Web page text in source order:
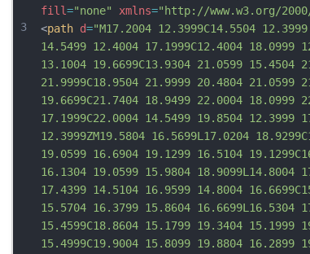
3
fill="none" xmlns="http://www.w3.org/
<path d="M17.2004 12.3999C14.5504
14.5499 12.4004 17.1999C12.4004 18.0999
13.1004 19.6699C13.9304 21.0599 15.4504
21.9999C18.9504 21.9999 20.4804 21.0599
19.6699C21.7404 18.9499 22.0004 18.0999
17.1999C22.0004 14.5499 19.8504 12.3999
12.3999ZM19.5804 16.5699L17.0204
19.0599 16.6904 19.1299 16.5104
16.1304 19.0599 15.9804 18.9099L14.8004
17.4399 14.5104 16.9599 14.8004
15.5704 16.3799 15.8604 16.6699L16.5304
15.4599C18.8604 15.1799 19.3404 15.1999
15.4999C19.9004 15.8099 19.8804 16.2899